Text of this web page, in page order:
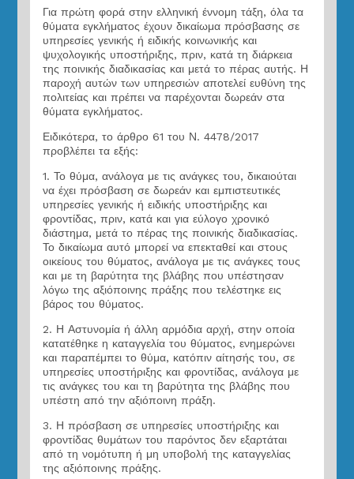
Για πρώτη φορά στην ελληνική έννομη τάξη, όλα τα
θύματα εγκλήματος έχουν δικαίωμα πρόσβασης σε
υπηρεσίες γενικής ή ειδικής κοινωνικής και
ψυχολογικής υποστήριξης, πριν, κατά τη διάρκεια
της ποινικής διαδικασίας και μετά το πέρας αυτής. Η
παροχή αυτών των υπηρεσιών αποτελεί ευθύνη της
πολιτείας και πρέπει να παρέχονται δωρεάν στα
θύματα εγκλήματος.
Ειδικότερα, το άρθρο 61 του Ν. 4478/2017
προβλέπει τα εξής:
1. Το θύμα, ανάλογα με τις ανάγκες του, δικαιούται
να έχει πρόσβαση σε δωρεάν και εμπιστευτικές
υπηρεσίες γενικής ή ειδικής υποστήριξης και
φροντίδας, πριν, κατά και για εύλογο χρονικό
διάστημα, μετά το πέρας της ποινικής διαδικασίας.
Το δικαίωμα αυτό μπορεί να επεκταθεί και στους
οικείους του θύματος, ανάλογα με τις ανάγκες τους
και με τη βαρύτητα της βλάβης που υπέστησαν
λόγω της αξιόποινης πράξης που τελέστηκε εις
βάρος του θύματος.
2. Η Αστυνομία ή άλλη αρμόδια αρχή, στην οποία
κατατέθηκε η καταγγελία του θύματος, ενημερώνει
και παραπέμπει το θύμα, κατόπιν αίτησής του, σε
υπηρεσίες υποστήριξης και φροντίδας, ανάλογα με
τις ανάγκες του και τη βαρύτητα της βλάβης που
υπέστη από την αξιόποινη πράξη.
3. Η πρόσβαση σε υπηρεσίες υποστήριξης και
φροντίδας θυμάτων του παρόντος δεν εξαρτάται
από τη νομότυπη ή μη υποβολή της καταγγελίας
της αξιόποινης πράξης.